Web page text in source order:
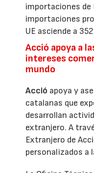
importaciones de
importaciones
UE asciende a
Acció apoya a
intereses
mundo
Acció apoya y
catalanas que
desarrollan
extranjero. A
Extranjero de
personalizados a